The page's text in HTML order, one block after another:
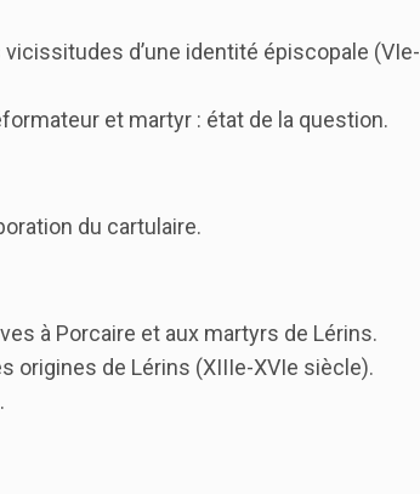
vicissitudes d’une identité épiscopale (VIe-
et martyr : état de la question.
du cartulaire.
à Porcaire et aux martyrs de Lérins.
origines de Lérins (XIIIe-XVIe siècle).